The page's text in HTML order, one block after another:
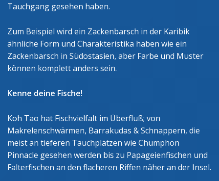
Tauchgang gesehen haben.
Zum Beispiel wird ein Zackenbarsch in der Karibik
ähnliche Form und Charakteristika haben wie ein
Zackenbarsch in Südostasien, aber Farbe und Muster
können komplett anders sein.
Kenne deine Fische!
Koh Tao hat Fischvielfalt im Überfluß; von
Makrelenschwärmen, Barrakudas & Schnappern, die
meist an tieferen Tauchplätzen wie Chumphon
Pinnacle gesehen werden bis zu Papageienfischen und
Falterfischen an den flacheren Riffen näher an der Insel.